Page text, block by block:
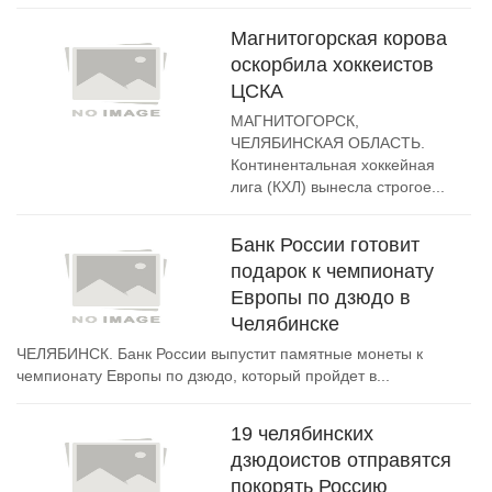
Магнитогорская корова
оскорбила хоккеистов
ЦСКА
МАГНИТОГОРСК,
ЧЕЛЯБИНСКАЯ ОБЛАСТЬ.
Континентальная хоккейная
лига (КХЛ) вынесла строгое...
Банк России готовит
подарок к чемпионату
Европы по дзюдо в
Челябинске
ЧЕЛЯБИНСК. Банк России выпустит памятные монеты к
чемпионату Европы по дзюдо, который пройдет в...
19 челябинских
дзюдоистов отправятся
покорять Россию